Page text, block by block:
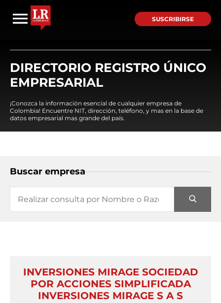
SUSCRIBIRSE
DIRECTORIO REGISTRO ÚNICO
EMPRESARIAL
¡Conozca la información esencial de cualquier empresa de
Colombia! Encuentre NIT, dirección, teléfono, y mas en la base de
datos empresarial mas grande del país.
Buscar empresa
INVERSIONES MIRAGE SOCIEDAD
POR ACCIONES SIMPLIFICADA
INVERSIONES MIRAGE S A S